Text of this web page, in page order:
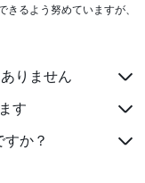
るよう努めていますが、
りません
す
か？